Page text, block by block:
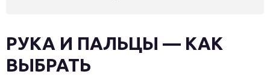
РУКА И ПАЛЬЦЫ — КАК
ВЫБРАТЬ